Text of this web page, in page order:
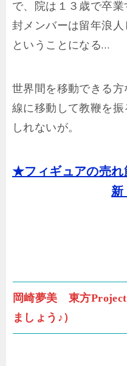
で、院は１３歳で卒
封メンバーは留年浪
ということになる…
世界間を移動できる
線に移動して教鞭を
しれないが。
★フィギュアの売れ
岡崎夢美 東方
ましょう♪）